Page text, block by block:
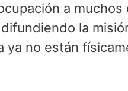
a muchos
la
ya no están